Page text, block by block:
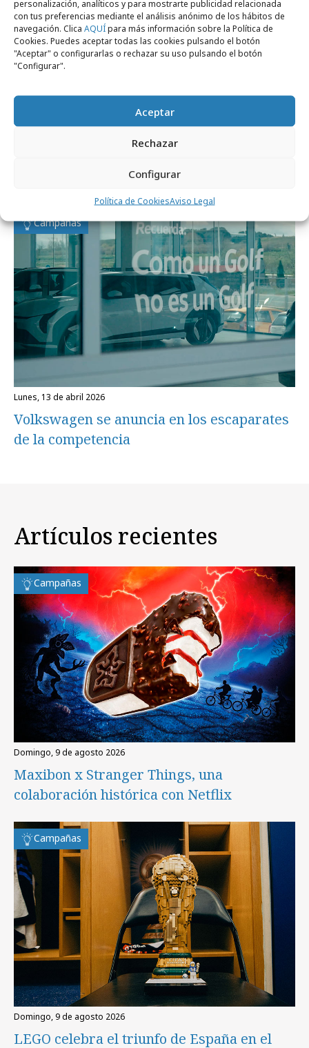
personalización, analíticos y para mostrarte publicidad relacionada
con tus preferencias mediante el análisis anónimo de los hábitos de
navegación. Clica AQUÍpara más información sobre la Política de
Cookies. Puedes aceptar todas las cookies pulsando el botón
"Aceptar" o configurarlas o rechazar su uso pulsando el botón
"Configurar".
Aceptar
Rechazar
Configurar
Política de CookiesAviso Legal
llegada de Mourinho
Campañas
lunes, 13 de abril 2026
Volkswagen se anuncia en los escaparates
de la competencia
Artículos recientes
Campañas
domingo, 9 de agosto 2026
Maxibon x Stranger Things, una
colaboración histórica con Netflix
Campañas
domingo, 9 de agosto 2026
LEGO celebra el triunfo de España en el